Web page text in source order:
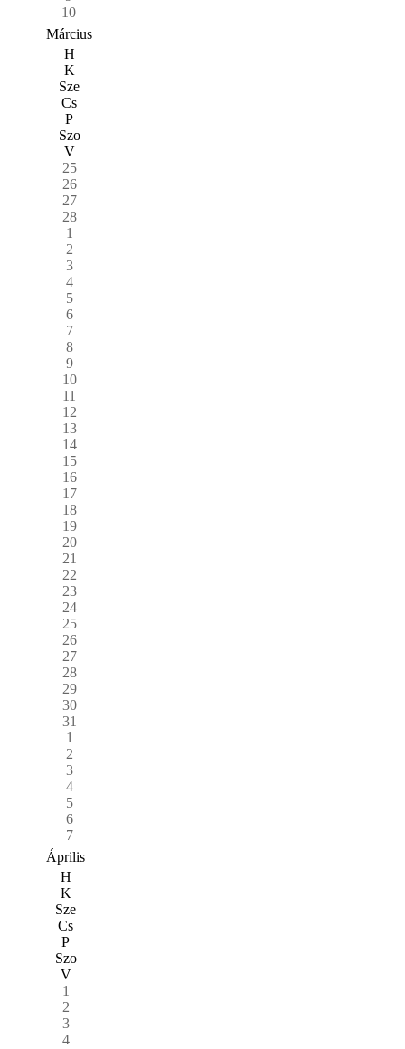
10
Március
H
K
Sze
Cs
P
Szo
V
25
26
27
28
1
2
3
4
5
6
7
8
9
10
11
12
13
14
15
16
17
18
19
20
21
22
23
24
25
26
27
28
29
30
31
1
2
3
4
5
6
7
Április
H
K
Sze
Cs
P
Szo
V
1
2
3
4